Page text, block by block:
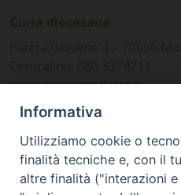
www.diocesimolfetta.it –
Ufficio Comunicazioni
Piazza Giovene 4 – 70056
Informativa
Utilizziamo cookie o
finalità tecniche e, con il
altre finalità ("interazioni